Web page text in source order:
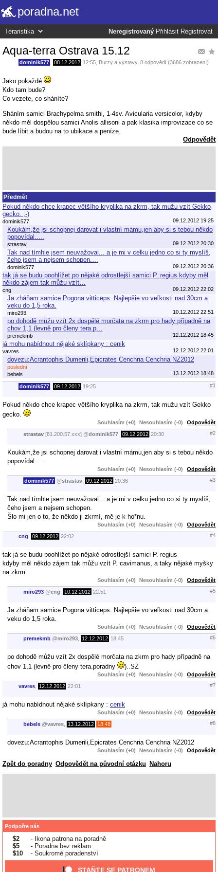
poradna.net
Neregistrovaný Přihlásit Registrovat
Aqua-terra Ostrava 15.12
dominik577 08.12.2012 12:55 Burzy a výstavy, 8 odpovědí (3686 zobrazení)
Jako pokaždé
Kdo tam bude?
Co vezete, co sháníte?
Sháním samici Brachypelma smithi, 1-4sv. Avicularia versicolor, kdyby
někdo měl dospělou samici Anolis allisoni a pak klasika improvizace co se
bude líbit a budou na to ubikace a peníze.
Odpovědět
Předmět
Pokud někdo chce krapec většího kryplika na zkrm, tak mužu vzít Gekko
gecko. ;-)
dominik577 09.12.2012 19:25
Koukám,že jsi schopnej darovat i vlastní mámu,jen aby si s tebou někdo
popovídal.....
strastav 09.12.2012 20:30
Tak nad tímhle jsem neuvažoval... a je mi v celku jedno co si ty myslíš,
čeho jsem a nejsem schopen.…
dominik577 09.12.2012 20:36
tak já se budu poohlížet po nějaké odrostlejší samici P. regius kdyby měl
někdo zájem tak můžu vzít…
cng 09.12.2012 22:02
Ja zháňam samice Pogona vitticeps. Najlepšie vo veľkosti nad 30cm a
veku do 1,5 roka.
miro293 10.12.2012 22:51
po dohodě můžu vzít 2x dospělé morčata na zkrm pro hady případně na
chov 1,1 (levně pro členy tera.p…
premekmb 12.12.2012 18:45
já mohu nabídnout nějaké sklípkany : cenik
vavres 12.12.2012 22:01
dovezu:Acrantophis Dumerili,Epicrates Cenchria Cenchria NZ2012
poslední
bebels
13.12.2012 18:48
dominik577 09.12.2012 19:25 #1
Pokud někdo chce krapec většího kryplika na zkrm, tak mužu vzít Gekko
gecko.
Souhlasím (+0) Nesouhlasím (-0) Odpovědět
strastav [81.200.57.xxx] @dominik577 09.12.2012 20:30 #2
Koukám,že jsi schopnej darovat i vlastní mámu,jen aby si s tebou někdo
popovídal.....
Souhlasím (+0) Nesouhlasím (-0) Odpovědět
dominik577 @strastav 09.12.2012 20:36 #3
Tak nad tímhle jsem neuvažoval... a je mi v celku jedno co si ty myslíš,
čeho jsem a nejsem schopen.
Šlo mi jen o to, že někdo ji zkrmí, mě je k ho*nu.
Souhlasím (+0) Nesouhlasím (-0) Odpovědět
cng 09.12.2012 22:02 #4
tak já se budu poohlížet po nějaké odrostlejší samici P. regius
kdyby měl někdo zájem tak můžu vzít P. cavimanus, a taky nějaké myšky
na zkrm
Souhlasím (+0) Nesouhlasím (-0) Odpovědět
miro293 @cng 10.12.2012 22:51 #5
Ja zháňam samice Pogona vitticeps. Najlepšie vo veľkosti nad 30cm a
veku do 1,5 roka.
Souhlasím (+0) Nesouhlasím (-0) Odpovědět
premekmb @miro293 12.12.2012 18:45 #6
po dohodě můžu vzít 2x dospělé morčata na zkrm pro hady případně na
chov 1,1 (levně pro členy tera.poradny
)..SZ
Souhlasím (+0) Nesouhlasím (-0) Odpovědět
vavres 12.12.2012 22:01 #7
já mohu nabídnout nějaké sklípkany : cenik
Souhlasím (+0) Nesouhlasím (-0) Odpovědět
bebels @vavres 13.12.2012 18:48 #8
dovezu:Acrantophis Dumerili,Epicrates Cenchria Cenchria NZ2012
Souhlasím (+0) Nesouhlasím (-0) Odpovědět
Zpět do poradny Odpovědět na původní otázku Nahoru
Podpořte nás
$2
- Ikona patrona na poradně
$5
- Poradna bez reklam
$10
- Soukromé poradenství
STAŇTE SE PATRONEM